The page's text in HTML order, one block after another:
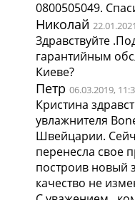
0800505049.
Николай
Здравствуйте
гарантийным
Киеве?
Петр 06.03.2019,
Кристина
увлажнителя
Швейцарии.
перенесла свое
построив новый
качество не